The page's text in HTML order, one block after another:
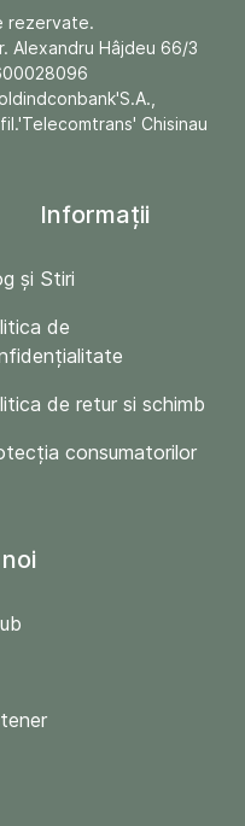
rezervate.
Alexandru Hâjdeu 66/3
Chisinau
Informații
și Stiri
de
de retur si schimb
consumatorilor